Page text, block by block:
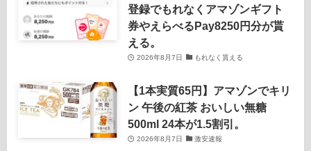
登録でもれなくアマゾンギフト
券やえらべるPay8250円分が貰
える。
2026年8月7日 もれなく貰える
【1本実質65円】アマゾンでキリ
ン 午後の紅茶 おいしい無糖
500ml 24本が1.5割引。
2026年8月7日 激安速報